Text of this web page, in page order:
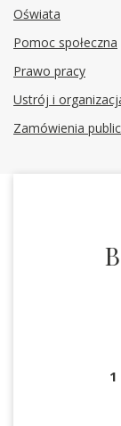
Oświata
Pomoc społeczna
Prawo pracy
Ustrój i
Zamówienia